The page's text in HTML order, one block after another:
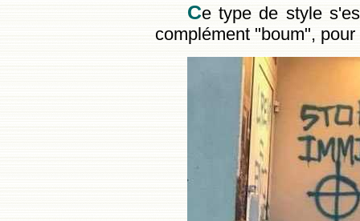
Ce type de style
complément "boum",